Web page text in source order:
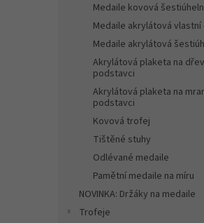
Medaile kovová
Medaile akrylátová vlastní
Medaile akrylátová
Akrylátová plaketa na
podstavci
Akrylátová plaketa na
podstavci
Kovová trofej
Tištěné stuhy
Odlévané medaile
Pamětní medaile na míru
NOVINKA: Držáky na medaile
Trofeje